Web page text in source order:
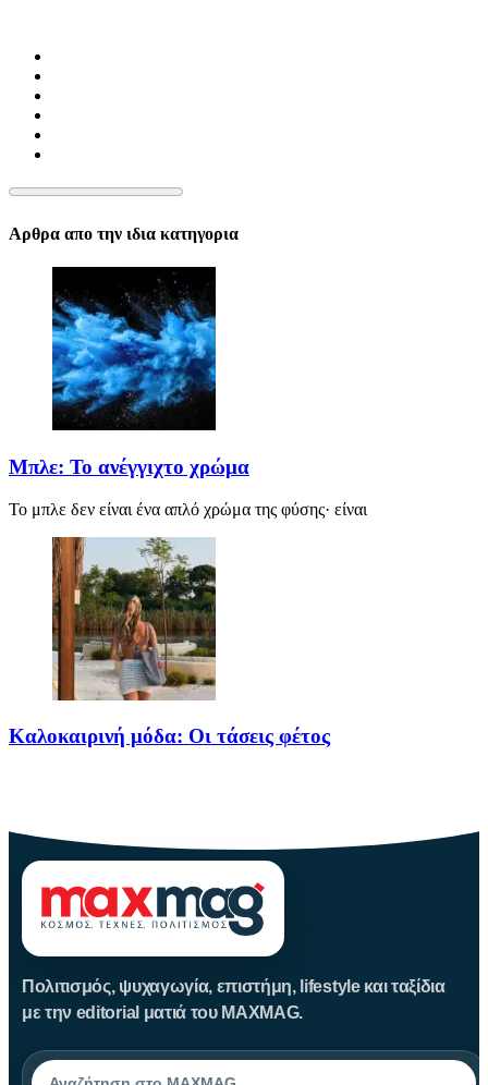
Αρθρα απο την ιδια κατηγορια
Μπλε: Το ανέγγιχτο χρώμα
Το μπλε δεν είναι ένα απλό χρώμα της φύσης· είναι
Καλοκαιρινή μόδα: Οι τάσεις φέτος
Πολιτισμός, ψυχαγωγία, επιστήμη, lifestyle και ταξίδια
με την editorial ματιά του MAXMAG.
Αναζήτηση